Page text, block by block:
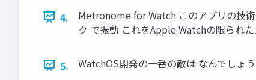
4.
Metronome for Watch このアプリの技
ク で振動 これをApple Watchの限られ
5. WatchOS開発の一番の敵は なんでしょう